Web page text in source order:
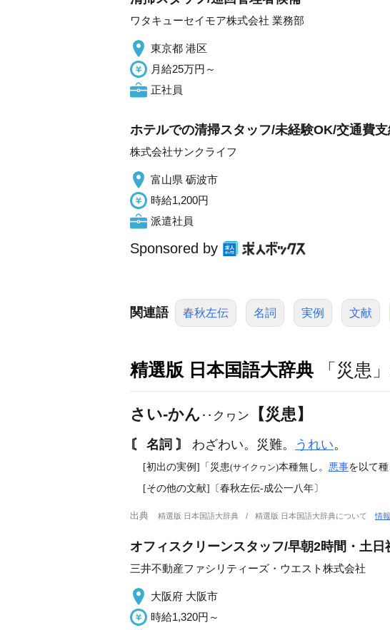
ワタキューセイモア株式会社 業務部
東京都 港区
月給25万円～
正社員
ホテルでの清掃スタッフ/未経験OK/交通費
株式会社サンクライフ
富山県 砺波市
時給1,200円
派遣社員
Sponsored by
関連語 春秋左伝 名詞 実例 文献
精選版 日本国語大辞典 「災患
さい‐かん ‥クヮン 【災患】
〘 名詞 〙 わざわい。災難。 うれい。
[初出の実例]「災患(サイクヮン)本種無し。 悪事を以て
[その他の文献]〔春秋左伝‐成公一八年〕
出典 精選版 日本国語大辞典 精選版 日本国語大辞典について情報
オフィスクリーンスタッフ/早朝2時間・土
三井不動産ファシリティーズ・ウエスト株式会社
大阪府 大阪市
時給1,320円～